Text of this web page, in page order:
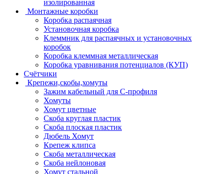
изолированная
Монтажные коробки
Коробка распаячная
Установочная коробка
Клеммник для распаячных и установочных
коробок
Коробка клеммная металлическая
Коробка уравнивания потенциалов (КУП)
Счётчики
Крепежи,скобы,хомуты
Зажим кабельный для С-профиля
Хомуты
Хомут цветные
Скоба круглая пластик
Скоба плоская пластик
Дюбель Хомут
Крепеж клипса
Скоба металлическая
Скоба нейлоновая
Хомут стальной